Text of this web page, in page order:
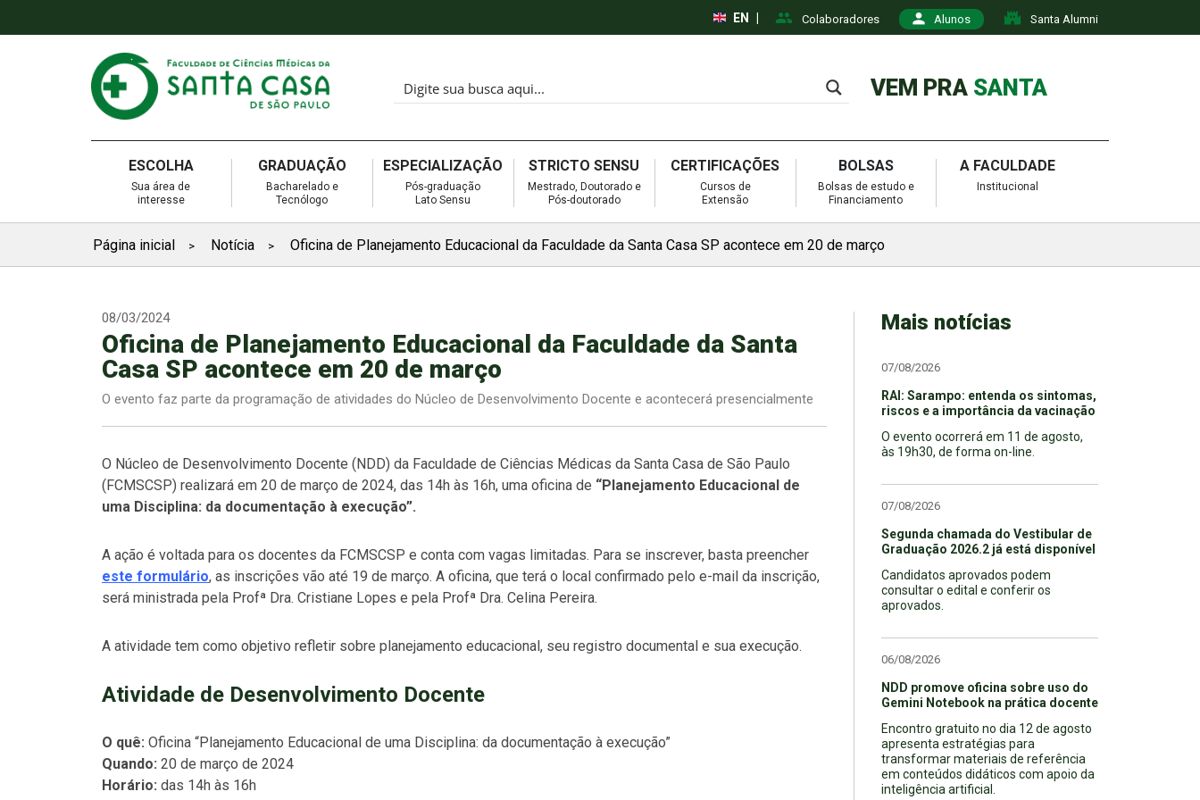
Colaboradores Alunos Santa Alumni
EN
VEM PRA SANTA
ESCOLHA
Sua área de
interesse
GRADUAÇÃO
Bacharelado e
Tecnólogo
ESPECIALIZAÇÃO
Pós-graduação
Lato Sensu
STRICTO SENSU
Mestrado, Doutorado e
Pós-doutorado
CERTIFICAÇÕES
Cursos de
Extensão
BOLSAS
Bolsas de estudo e
Financiamento
A FACULDADE
Institucional
Página inicial > Notícia > Oficina de Planejamento Educacional da Faculdade da Santa Casa SP acontece em 20 de março
08/03/2024
Oficina de Planejamento Educacional da Faculdade da Santa
Casa SP acontece em 20 de março
O evento faz parte da programação de atividades do Núcleo de Desenvolvimento Docente e acontecerá presencialmente
O Núcleo de Desenvolvimento Docente (NDD) da Faculdade de Ciências Médicas da Santa Casa de São Paulo
(FCMSCSP) realizará em 20 de março de 2024, das 14h às 16h, uma oficina de “Planejamento Educacional de
uma Disciplina: da documentação à execução”.
A ação é voltada para os docentes da FCMSCSP e conta com vagas limitadas. Para se inscrever, basta preencher
este formulário, as inscrições vão até 19 de março. A oficina, que terá o local confirmado pelo e-mail da inscrição,
será ministrada pela Profª Dra. Cristiane Lopes e pela Profª Dra. Celina Pereira.
A atividade tem como objetivo refletir sobre planejamento educacional, seu registro documental e sua execução.
Atividade de Desenvolvimento Docente
O quê: Oficina “Planejamento Educacional de uma Disciplina: da documentação à execução”
Quando: 20 de março de 2024
Horário: das 14h às 16h
Mais notícias
07/08/2026
RAI: Sarampo: entenda os sintomas,
riscos e a importância da vacinação
O evento ocorrerá em 11 de agosto,
às 19h30, de forma on-line.
07/08/2026
Segunda chamada do Vestibular de
Graduação 2026.2 já está disponível
Candidatos aprovados podem
consultar o edital e conferir os
aprovados.
06/08/2026
NDD promove oficina sobre uso do
Gemini Notebook na prática docente
Encontro gratuito no dia 12 de agosto
apresenta estratégias para
transformar materiais de referência
em conteúdos didáticos com apoio da
inteligência artificial.